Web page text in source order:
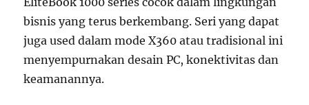
bisnis yang terus berkembang. Seri yang dapat
juga used dalam mode X360 atau tradisional ini
menyempurnakan desain PC, konektivitas dan
keamanannya.